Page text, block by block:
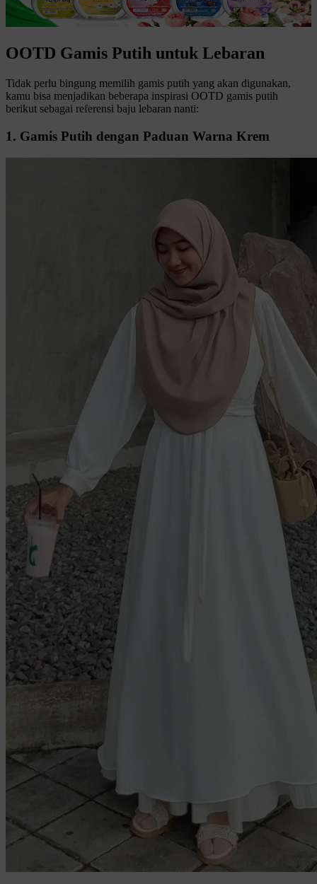
OOTD Gamis Putih untuk Lebaran
Tidak perlu bingung memilih gamis putih yang akan digunakan,
kamu bisa menjadikan beberapa inspirasi OOTD gamis putih
berikut sebagai referensi baju lebaran nanti:
1. Gamis Putih dengan Paduan Warna Krem